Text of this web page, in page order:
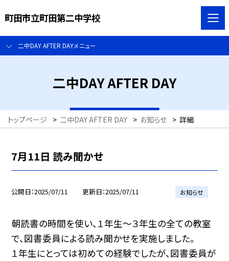
町田市立町田第二中学校
二中DAY AFTER DAYメニュー
二中DAY AFTER DAY
トップページ > 二中DAY AFTER DAY > お知らせ > 詳細
7月11日 読み聞かせ
公開日 2025/07/11 更新日 2025/07/11 お知らせ
朝読書の時間を使い、１年生～３年生の全ての教室
で、図書委員による読み聞かせを実施しました。
１年生にとっては初めての経験でしたが、図書委員が